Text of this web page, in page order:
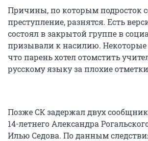
Причины, по которым подросток
преступление, разнятся. Есть
состоял в закрытой группе в
призывали к насилию.
что парень хотел отомстить
русскому языку за плохие
Позже СК задержал двух
14-летнего Александра
Илью Седова. По данным